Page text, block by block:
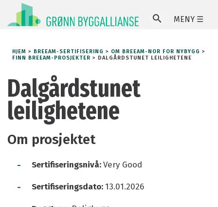
MENY ☰
HJEM > BREEAM-SERTIFISERING > OM BREEAM-NOR FOR NYBYGG >
FINN BREEAM-PROSJEKTER > DALGÅRDSTUNET LEILIGHETENE
Dalgårdstunet
leilighetene
Om prosjektet
- Sertifiseringsnivå:Very Good
- Sertifiseringsdato:13.01.2026